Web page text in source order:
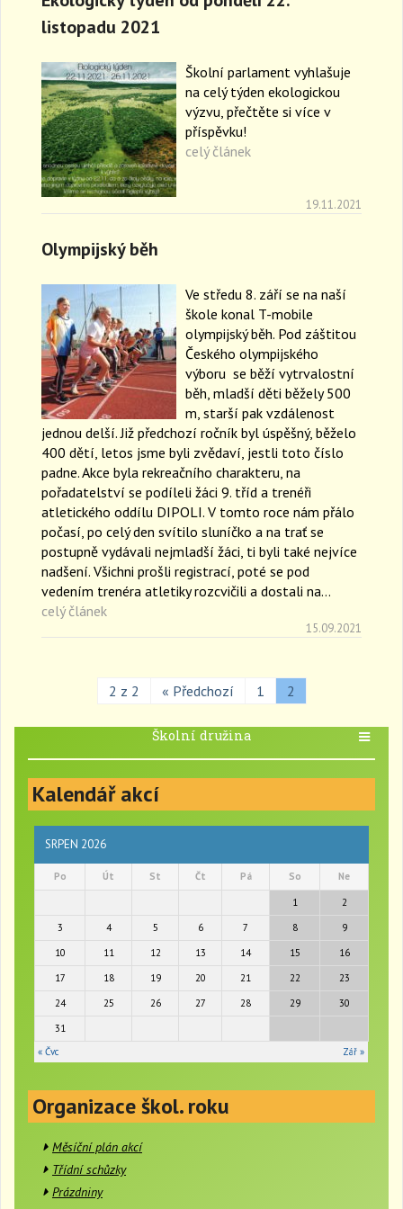
listopadu 2021
Školní parlament vyhlašuje
na celý týden ekologickou
výzvu, přečtěte si více v
příspěvku!
celý článek
19.11.2021
Olympijský běh
Ve středu 8. září se na naší
škole konal T-mobile
olympijský běh. Pod záštitou
Českého olympijského
výboru se běží vytrvalostní
běh, mladší děti běžely 500
m, starší pak vzdálenost
jednou delší. Již předchozí ročník byl úspěšný, běželo
400 dětí, letos jsme byli zvědaví, jestli toto číslo
padne. Akce byla rekreačního charakteru, na
pořadatelství se podíleli žáci 9. tříd a trenéři
atletického oddílu DIPOLI. V tomto roce nám přálo
počasí, po celý den svítilo sluníčko a na trať se
postupně vydávali nejmladší žáci, ti byli také nejvíce
nadšení. Všichni prošli registrací, poté se pod
vedením trenéra atletiky rozcvičili a dostali na…
celý článek
15.09.2021
2 z 2 « Předchozí 1 2
Školní družina
T
l
e
a
Kalendář akcí
SRPEN 2026
Po Út St Čt Pá So Ne
1
2
3
4 5 6 7 8
9
10
11 12 13 14 15
16
17
18 19 20 21 22
23
24
25 26 27 28 29
30
31
« Čvc
Zář »
Organizace škol. roku
Měsíční plán akcí
Třídní schůzky
Prázdniny